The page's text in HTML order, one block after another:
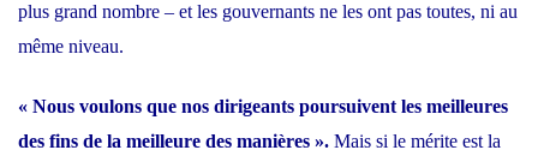
plus grand nombre – et les gouvernants ne les ont pas toutes, ni au
même niveau.
« Nous voulons que nos dirigeants poursuivent les meilleures
des fins de la meilleure des manières ». Mais si le mérite est la